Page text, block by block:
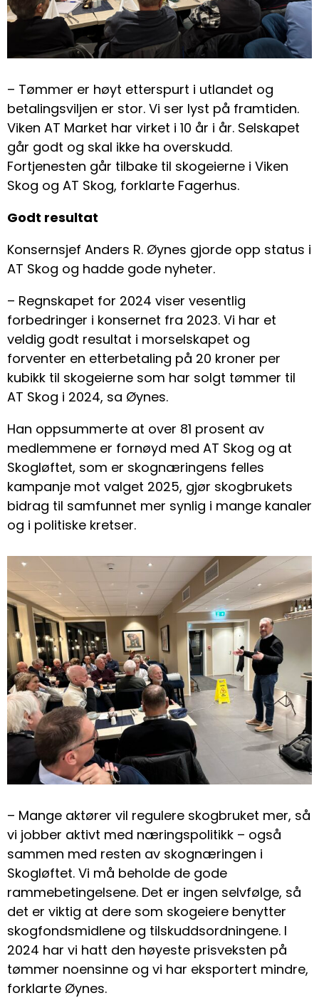
– Tømmer er høyt etterspurt i utlandet og
betalingsviljen er stor. Vi ser lyst på framtiden.
Viken AT Market har virket i 10 år i år. Selskapet
går godt og skal ikke ha overskudd.
Fortjenesten går tilbake til skogeierne i Viken
Skog og AT Skog, forklarte Fagerhus.
Godt resultat
Konsernsjef Anders R. Øynes gjorde opp status i
AT Skog og hadde gode nyheter.
– Regnskapet for 2024 viser vesentlig
forbedringer i konsernet fra 2023. Vi har et
veldig godt resultat i morselskapet og
forventer en etterbetaling på 20 kroner per
kubikk til skogeierne som har solgt tømmer til
AT Skog i 2024, sa Øynes.
Han oppsummerte at over 81 prosent av
medlemmene er fornøyd med AT Skog og at
Skogløftet, som er skognæringens felles
kampanje mot valget 2025, gjør skogbrukets
bidrag til samfunnet mer synlig i mange kanaler
og i politiske kretser.
– Mange aktører vil regulere skogbruket mer, så
vi jobber aktivt med næringspolitikk – også
sammen med resten av skognæringen i
Skogløftet. Vi må beholde de gode
rammebetingelsene. Det er ingen selvfølge, så
det er viktig at dere som skogeiere benytter
skogfondsmidlene og tilskuddsordningene. I
2024 har vi hatt den høyeste prisveksten på
tømmer noensinne og vi har eksportert mindre,
forklarte Øynes.